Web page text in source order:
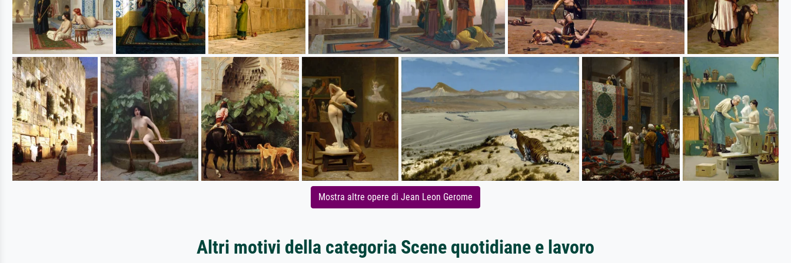
Mostra altre opere di Jean Leon Gerome
Altri motivi della categoria Scene quotidiane e lavoro